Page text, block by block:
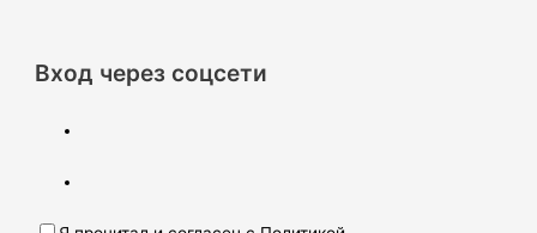
Вход через соцсети